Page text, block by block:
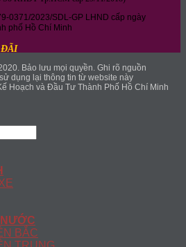
0371/2023/SDL-GP LHND cấp ngày
phố Hồ Chí Minh
ĐÃI
Bảo lưu mọi quyền. Ghi rõ nguồn
dụng lại thông tin từ website này
Hoạch và Đầu Tư Thành Phố Hồ Chí Minh
BẮC